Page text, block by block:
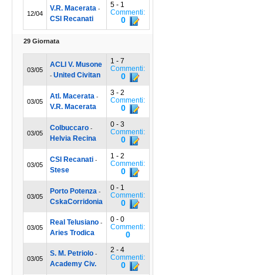
12/04
V.R. Macerata-
CSI Recanati
5 - 1
Commenti:
0
29 Giornata
03/05
ACLI V. Musone
- United Civitan
1 - 7
Commenti:
0
03/05
Atl. Macerata-
V.R. Macerata
3 - 2
Commenti:
0
03/05
Colbuccaro-
Helvia Recina
0 - 3
Commenti:
0
03/05
CSI Recanati -
Stese
1 - 2
Commenti:
0
03/05
Porto Potenza-
CskaCorridonia
0 - 1
Commenti:
0
03/05
Real Telusiano-
Aries Trodica
0 - 0
Commenti:
0
03/05
S. M. Petriolo-
Academy Civ.
2 - 4
Commenti:
0